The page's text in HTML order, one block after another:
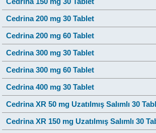
Cedrina 200 mg 30 Tablet
Cedrina 200 mg 60 Tablet
Cedrina 300 mg 30 Tablet
Cedrina 300 mg 60 Tablet
Cedrina 400 mg 30 Tablet
Cedrina XR 50 mg Uzatılmış Salımlı 30
Cedrina XR 150 mg Uzatılmış Salımlı 30